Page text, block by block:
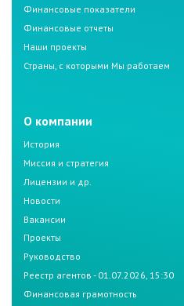
Финансовые показатели
Финансовые отчеты
Наши проекты
Страны, с которыми Мы работаем
О компании
История
Миссия и стратегия
Лицензии и др.
Новости
Вакансии
Проекты
Руководство
Реестр агентов - 01.07.2026, 15:30
Финансовая грамотность